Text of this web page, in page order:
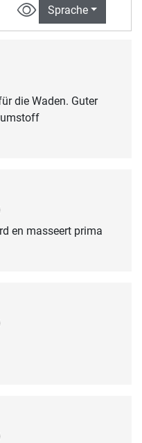
Sprache
die Waden. Guter
en masseert prima